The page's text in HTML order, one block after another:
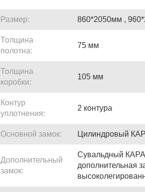
Размер: 860*2050мм ,
Толщина
полотна:
75 мм
Толщина
коробки:
105 мм
Контур
уплотнения:
2 контура
Основной замок: Цилиндровый
Дополнительный
замок:
Сувальдный
дополнительная